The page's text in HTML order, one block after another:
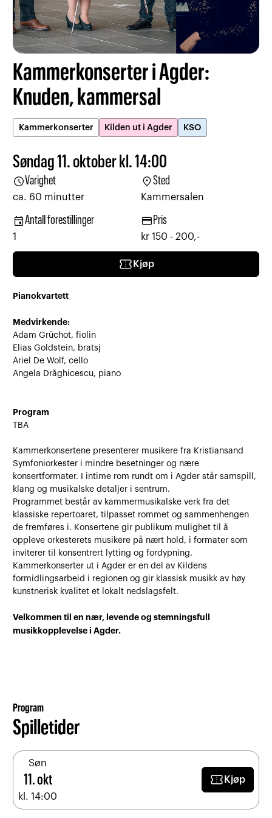
Kammerkonserter i Agder:
Knuden, kammersal
Kammerkonserter Kilden ut i Agder KSO
Søndag 11. oktober kl. 14:00
scheduleVarighet
ca. 60 minutter
location_onSted
Kammersalen
eventAntall forestillinger
1
credit_card Pris
kr 150 - 200,-
confirmation_number Kjøp
Pianokvartett
Medvirkende:
Adam Grüchot, fiolin
Elias Goldstein, bratsj
Ariel De Wolf, cello
Angela Drăghicescu, piano
Program
TBA
Kammerkonsertene presenterer musikere fra Kristiansand
Symfoniorkester i mindre besetninger og nære
konsertformater. I intime rom rundt om i Agder står samspill,
klang og musikalske detaljer i sentrum.
Programmet består av kammermusikalske verk fra det
klassiske repertoaret, tilpasset rommet og sammenhengen
de fremføres i. Konsertene gir publikum mulighet til å
oppleve orkesterets musikere på nært hold, i formater som
inviterer til konsentrert lytting og fordypning.
Kammerkonserter ut i Agder er en del av Kildens
formidlingsarbeid i regionen og gir klassisk musikk av høy
kunstnerisk kvalitet et lokalt nedslagsfelt.
Velkommen til en nær, levende og stemningsfull
musikkopplevelse i Agder.
Program
Spilletider
Søn
11. okt
kl. 14:00
confirmation_number Kjøp